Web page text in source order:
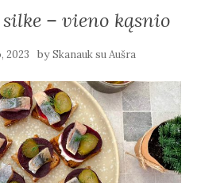
– vieno kąsnio
2023 bySkanauk su Aušra